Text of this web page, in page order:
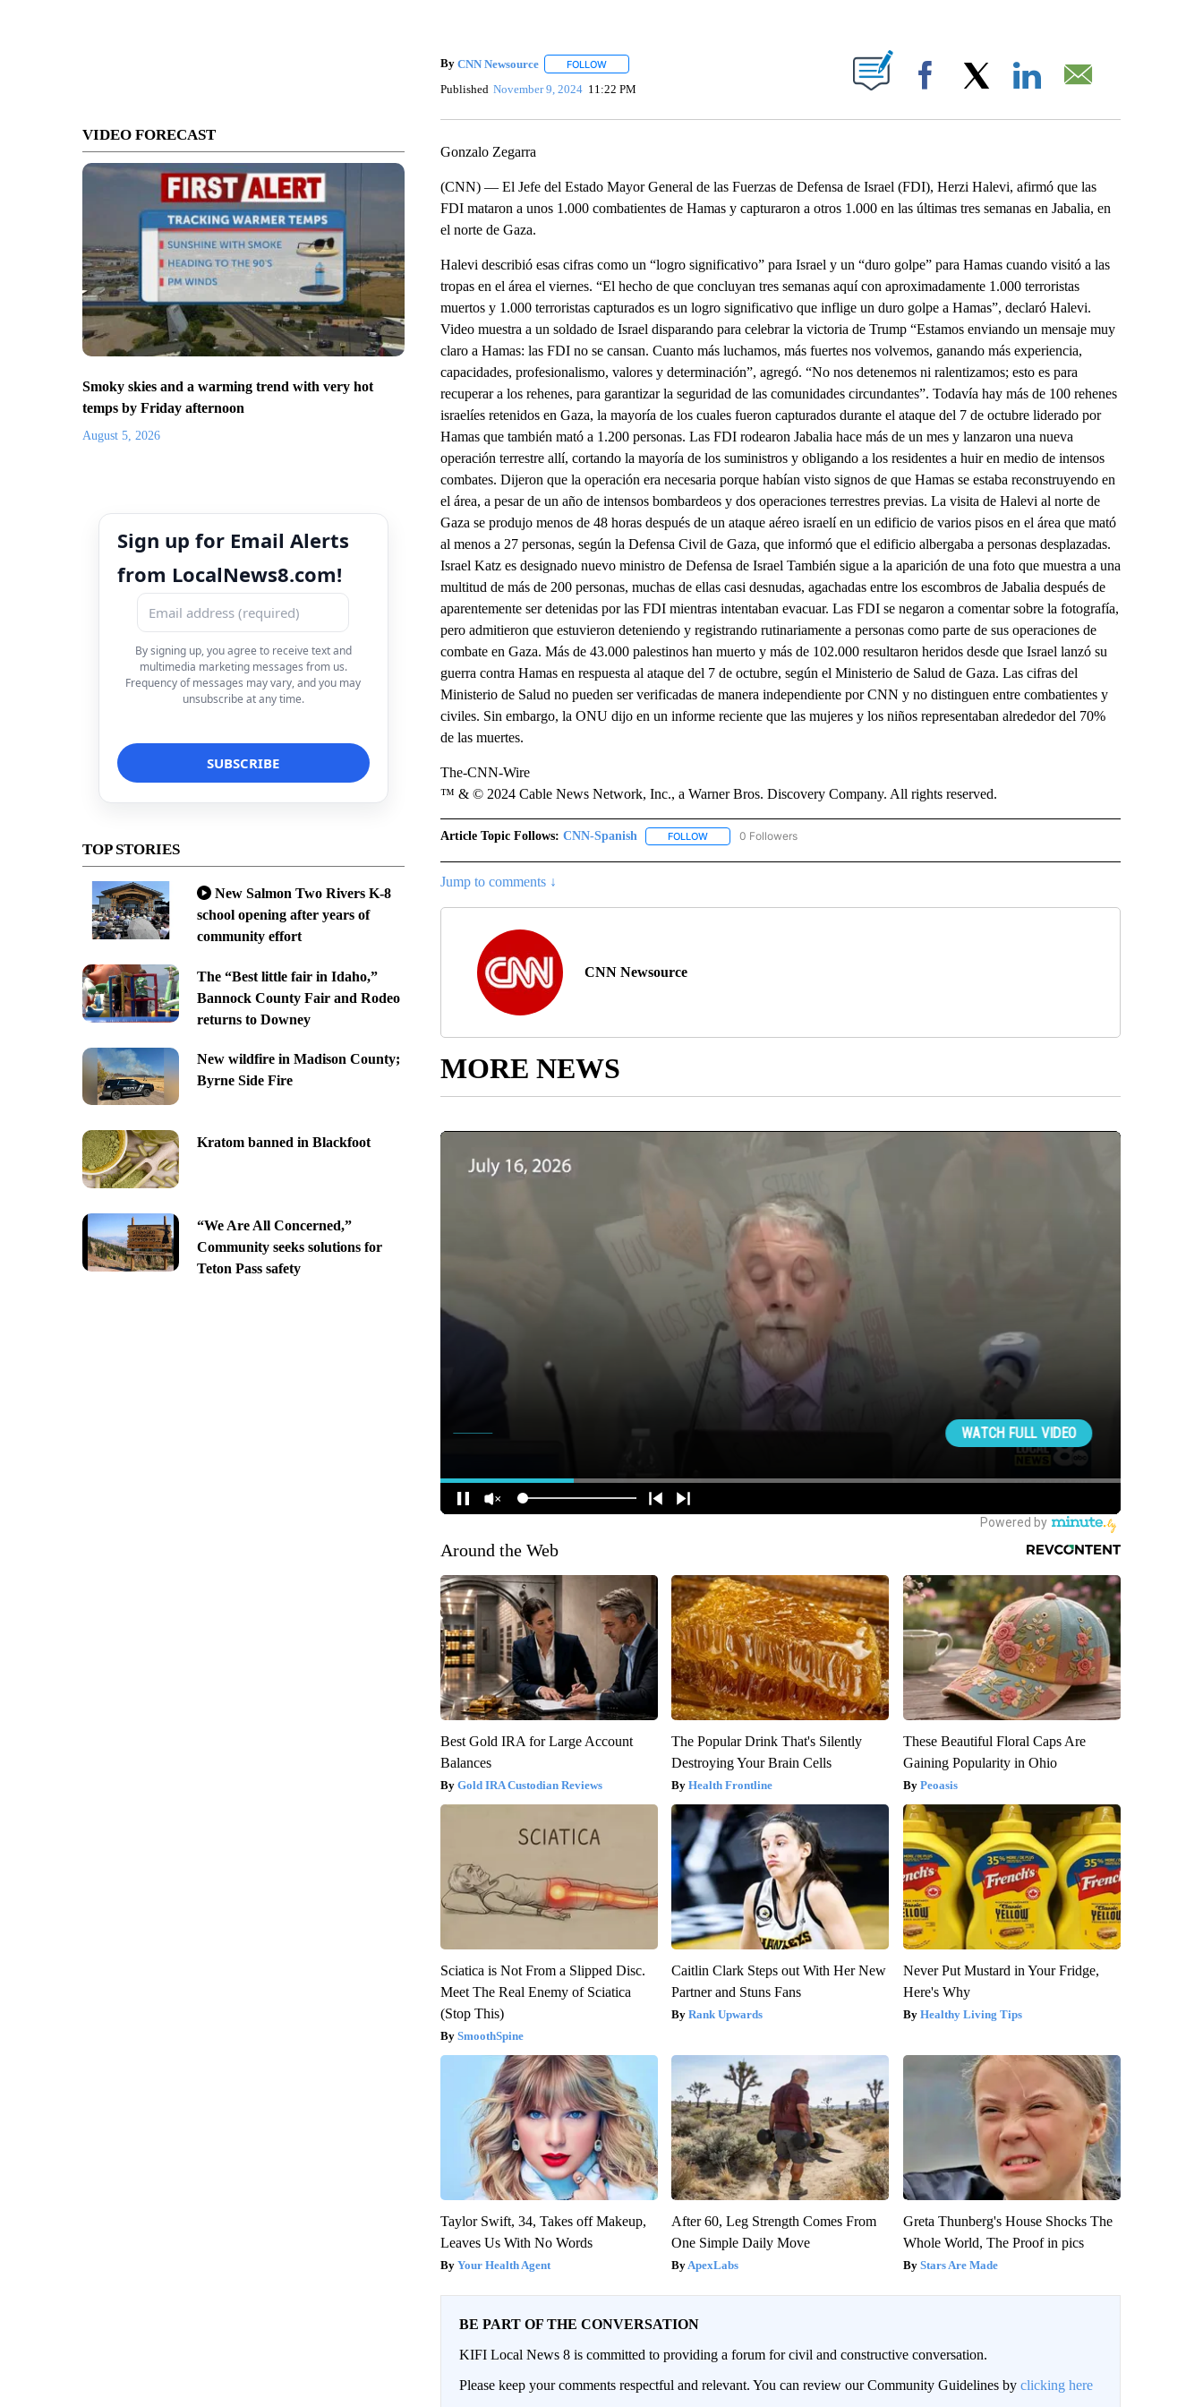
VIDEO FORECAST
Smoky skies and a warming trend with very hot
temps by Friday afternoon
August 5, 2026
Sign up for Email Alerts
from LocalNews8.com!
By signing up, you agree to receive text and
multimedia marketing messages from us.
Frequency of messages may vary, and you may
unsubscribe at any time.
TOP STORIES
New Salmon Two Rivers K-8
school opening after years of
community effort
The “Best little fair in Idaho,”
Bannock County Fair and Rodeo
returns to Downey
New wildfire in Madison County;
Byrne Side Fire
Kratom banned in Blackfoot
“We Are All Concerned,”
Community seeks solutions for
Teton Pass safety
By CNN Newsource FOLLOWFOLLOW "" TO RECEIVE NOTIFICATIONS ABOUT NEW PAGES ON "".
Published November 9, 2024 11:22 PM Facebook
Gonzalo Zegarra
(CNN) — El Jefe del Estado Mayor General de las Fuerzas de Defensa de Israel (FDI), Herzi Halevi, afirmó que las
FDI mataron a unos 1.000 combatientes de Hamas y capturaron a otros 1.000 en las últimas tres semanas en Jabalia, en
el norte de Gaza.
Halevi describió esas cifras como un “logro significativo” para Israel y un “duro golpe” para Hamas cuando visitó a las
tropas en el área el viernes. “El hecho de que concluyan tres semanas aquí con aproximadamente 1.000 terroristas
muertos y 1.000 terroristas capturados es un logro significativo que inflige un duro golpe a Hamas”, declaró Halevi.
Video muestra a un soldado de Israel disparando para celebrar la victoria de Trump “Estamos enviando un mensaje muy
claro a Hamas: las FDI no se cansan. Cuanto más luchamos, más fuertes nos volvemos, ganando más experiencia,
capacidades, profesionalismo, valores y determinación”, agregó. “No nos detenemos ni ralentizamos; esto es para
recuperar a los rehenes, para garantizar la seguridad de las comunidades circundantes”. Todavía hay más de 100 rehenes
israelíes retenidos en Gaza, la mayoría de los cuales fueron capturados durante el ataque del 7 de octubre liderado por
Hamas que también mató a 1.200 personas. Las FDI rodearon Jabalia hace más de un mes y lanzaron una nueva
operación terrestre allí, cortando la mayoría de los suministros y obligando a los residentes a huir en medio de intensos
combates. Dijeron que la operación era necesaria porque habían visto signos de que Hamas se estaba reconstruyendo en
el área, a pesar de un año de intensos bombardeos y dos operaciones terrestres previas. La visita de Halevi al norte de
Gaza se produjo menos de 48 horas después de un ataque aéreo israelí en un edificio de varios pisos en el área que mató
al menos a 27 personas, según la Defensa Civil de Gaza, que informó que el edificio albergaba a personas desplazadas.
Israel Katz es designado nuevo ministro de Defensa de Israel También sigue a la aparición de una foto que muestra a una
multitud de más de 200 personas, muchas de ellas casi desnudas, agachadas entre los escombros de Jabalia después de
aparentemente ser detenidas por las FDI mientras intentaban evacuar. Las FDI se negaron a comentar sobre la fotografía,
pero admitieron que estuvieron deteniendo y registrando rutinariamente a personas como parte de sus operaciones de
combate en Gaza. Más de 43.000 palestinos han muerto y más de 102.000 resultaron heridos desde que Israel lanzó su
guerra contra Hamas en respuesta al ataque del 7 de octubre, según el Ministerio de Salud de Gaza. Las cifras del
Ministerio de Salud no pueden ser verificadas de manera independiente por CNN y no distinguen entre combatientes y
civiles. Sin embargo, la ONU dijo en un informe reciente que las mujeres y los niños representaban alrededor del 70%
de las muertes.
The-CNN-Wire
™ & © 2024 Cable News Network, Inc., a Warner Bros. Discovery Company. All rights reserved.
Article Topic Follows: CNN-Spanish FOLLOWFOLLOW "CNN-SPANISH" TO RECEIVE NOTIFICATIONS ABOUT NEW PAGES ON "CNN-SPANISH".
0 Followers
Jump to comments ↓
CNN Newsource
MORE NEWS
Around the Web
Best Gold IRA for Large Account
Balances
Gold IRA Custodian Reviews
The Popular Drink That's Silently
Destroying Your Brain Cells
Health Frontline
These Beautiful Floral Caps Are
Gaining Popularity in Ohio
Peoasis
Sciatica is Not From a Slipped Disc.
Meet The Real Enemy of Sciatica
(Stop This)
SmoothSpine
Caitlin Clark Steps out With Her New
Partner and Stuns Fans
Rank Upwards
Never Put Mustard in Your Fridge,
Here's Why
Healthy Living Tips
Taylor Swift, 34, Takes off Makeup,
Leaves Us With No Words
Your Health Agent
After 60, Leg Strength Comes From
One Simple Daily Move
ApexLabs
Greta Thunberg's House Shocks The
Whole World, The Proof in pics
Stars Are Made
BE PART OF THE CONVERSATION
KIFI Local News 8 is committed to providing a forum for civil and constructive conversation.
Please keep your comments respectful and relevant. You can review our Community Guidelines by clicking here